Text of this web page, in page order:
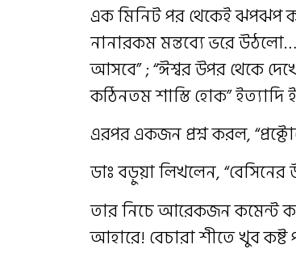
এক মিনিট পর থেকেই ঝপঝপ
নানারকম মন্তব্যে ভরে উঠলো…
আসবে” ; “ঈশ্বর উপর থেকে
কঠিনতম শাস্তি হোক” ইত্যাদি
এরপর একজন প্রশ্ন করল,
ডাঃ বড়ুয়া লিখলেন, “বেসিনের
তার নিচে আরেকজন কমেন্ট
আহারে! বেচারা শীতে খুব কষ্ট